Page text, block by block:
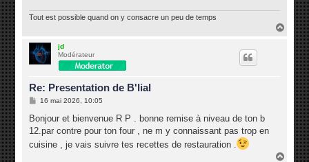
Tout est possible quand on y consacre un peu de temps
jd
Modérateur
Re: Presentation de B'lial
M
s
a
g
e
16 mai 2026, 10:05
Bonjour et bienvenue R P . bonne remise à niveau de ton b
12.par contre pour ton four , ne m y connaissant pas trop en
cuisine , je vais suivre tes recettes de restauration .